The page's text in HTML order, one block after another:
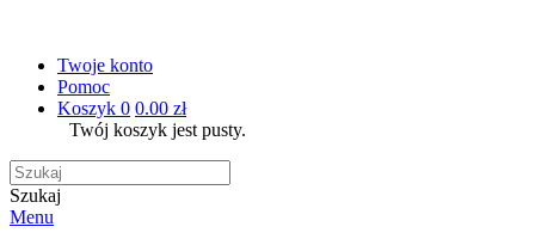
Twoje konto
Pomoc
Koszyk 0 0.00 zł
Twój koszyk jest pusty.
Szukaj
Menu